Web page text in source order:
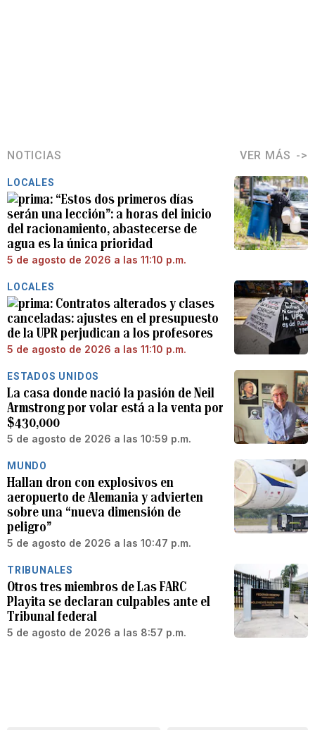
NOTICIAS VER MÁS
LOCALES
“Estos dos primeros días
serán una lección”: a horas del inicio
del racionamiento, abastecerse de
agua es la única prioridad
5 de agosto de 2026 a las 11:10 p.m.
LOCALES
Contratos alterados y clases
canceladas: ajustes en el presupuesto
de la UPR perjudican a los profesores
5 de agosto de 2026 a las 11:10 p.m.
ESTADOS UNIDOS
La casa donde nació la pasión de Neil
Armstrong por volar está a la venta por
$430,000
5 de agosto de 2026 a las 10:59 p.m.
MUNDO
Hallan dron con explosivos en
aeropuerto de Alemania y advierten
sobre una “nueva dimensión de
peligro”
5 de agosto de 2026 a las 10:47 p.m.
TRIBUNALES
Otros tres miembros de Las FARC
Playita se declaran culpables ante el
Tribunal federal
5 de agosto de 2026 a las 8:57 p.m.